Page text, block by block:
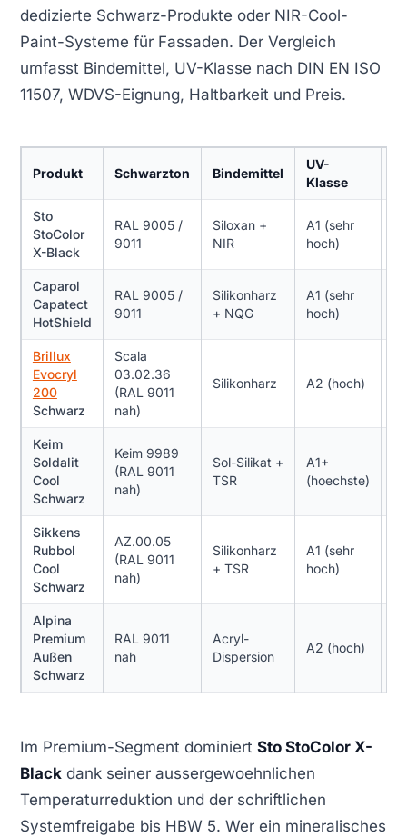
dedizierte Schwarz-Produkte oder NIR-Cool-
Paint-Systeme für Fassaden. Der Vergleich
umfasst Bindemittel, UV-Klasse nach DIN EN ISO
11507, WDVS-Eignung, Haltbarkeit und Preis.
Produkt Schwarzton Bindemittel
UV-
Klasse
Sto
StoColor
X-Black
RAL 9005 /
9011
Siloxan +
NIR
A1 (sehr
hoch)
Caparol
Capatect
HotShield
RAL 9005 /
9011
Silikonharz
+ NQG
A1 (sehr
hoch)
Brillux
Evocryl
200
Schwarz
Scala
03.02.36
(RAL 9011
nah)
Silikonharz A2 (hoch)
Keim
Soldalit
Cool
Schwarz
Keim 9989
(RAL 9011
nah)
Sol-Silikat +
TSR
A1+
(hoechste)
Sikkens
Rubbol
Cool
Schwarz
AZ.00.05
(RAL 9011
nah)
Silikonharz
+ TSR
A1 (sehr
hoch)
Alpina
Premium
Außen
Schwarz
RAL 9011
nah
Acryl-
Dispersion
A2 (hoch)
Im Premium-Segment dominiert Sto StoColor X-
Black dank seiner aussergewoehnlichen
Temperaturreduktion und der schriftlichen
Systemfreigabe bis HBW 5. Wer ein mineralisches